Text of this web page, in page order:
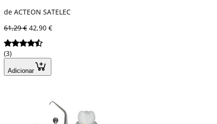
de ACTEON SATELEC
61,29 € 42,90 €
(3)
Adicionar